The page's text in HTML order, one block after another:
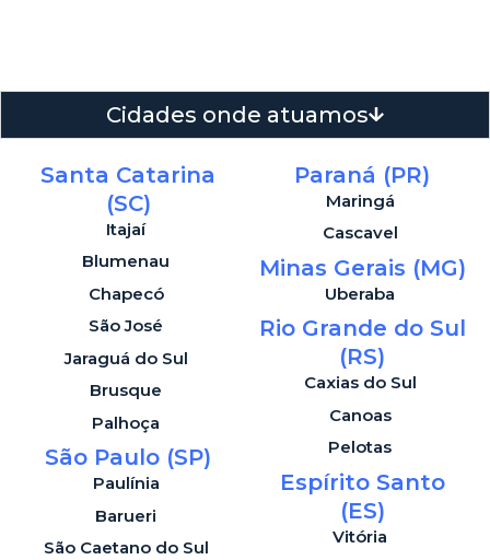
Cidades onde atuamos
Santa Catarina
(SC)
Itajaí
Blumenau
Chapecó
São José
Jaraguá do Sul
Brusque
Palhoça
São Paulo (SP)
Paulínia
Barueri
São Caetano do Sul
Paraná (PR)
Maringá
Cascavel
Minas Gerais (MG)
Uberaba
Rio Grande do Sul
(RS)
Caxias do Sul
Canoas
Pelotas
Espírito Santo
(ES)
Vitória